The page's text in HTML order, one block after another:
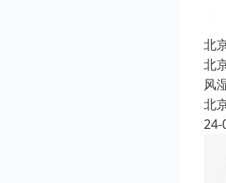
北
北
风
北
24-